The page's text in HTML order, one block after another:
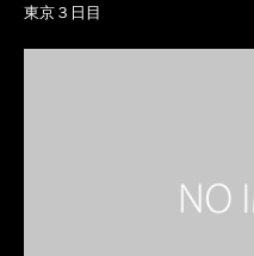
東京３日目